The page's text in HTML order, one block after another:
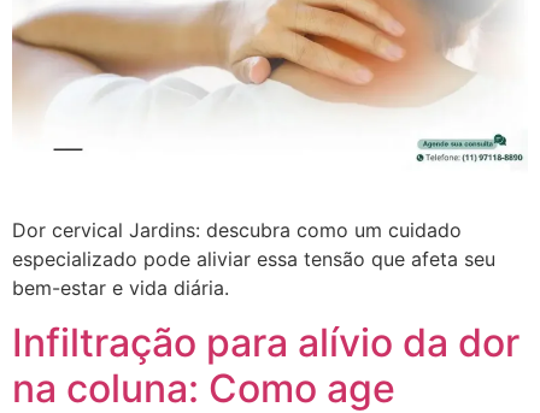
Dor cervical Jardins: descubra como um cuidado
especializado pode aliviar essa tensão que afeta seu
bem-estar e vida diária.
Infiltração para alívio da dor
na coluna: Como age